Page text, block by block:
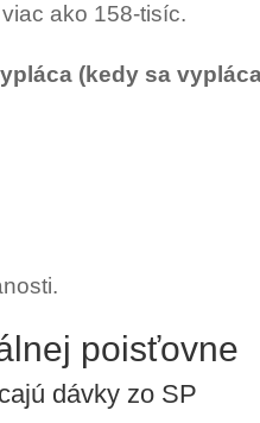
ako 158-tisíc.
(kedy sa
poisťovne
dávky zo SP